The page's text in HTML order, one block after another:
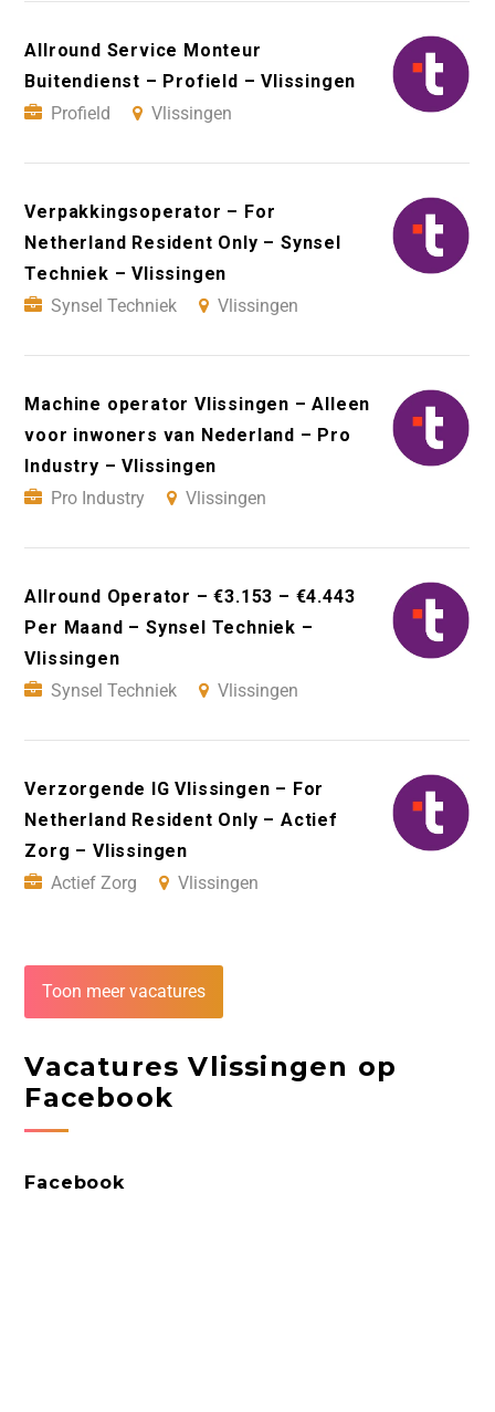
Allround Service Monteur
Buitendienst – Profield – Vlissingen
Profield
Vlissingen
Verpakkingsoperator – For
Netherland Resident Only – Synsel
Techniek – Vlissingen
Synsel Techniek
Vlissingen
Machine operator Vlissingen – Alleen
voor inwoners van Nederland – Pro
Industry – Vlissingen
Pro Industry
Vlissingen
Allround Operator – €3.153 – €4.443
Per Maand – Synsel Techniek –
Vlissingen
Synsel Techniek
Vlissingen
Verzorgende IG Vlissingen – For
Netherland Resident Only – Actief
Zorg – Vlissingen
Actief Zorg
Vlissingen
Toon meer vacatures
Vacatures Vlissingen op
Facebook
Facebook